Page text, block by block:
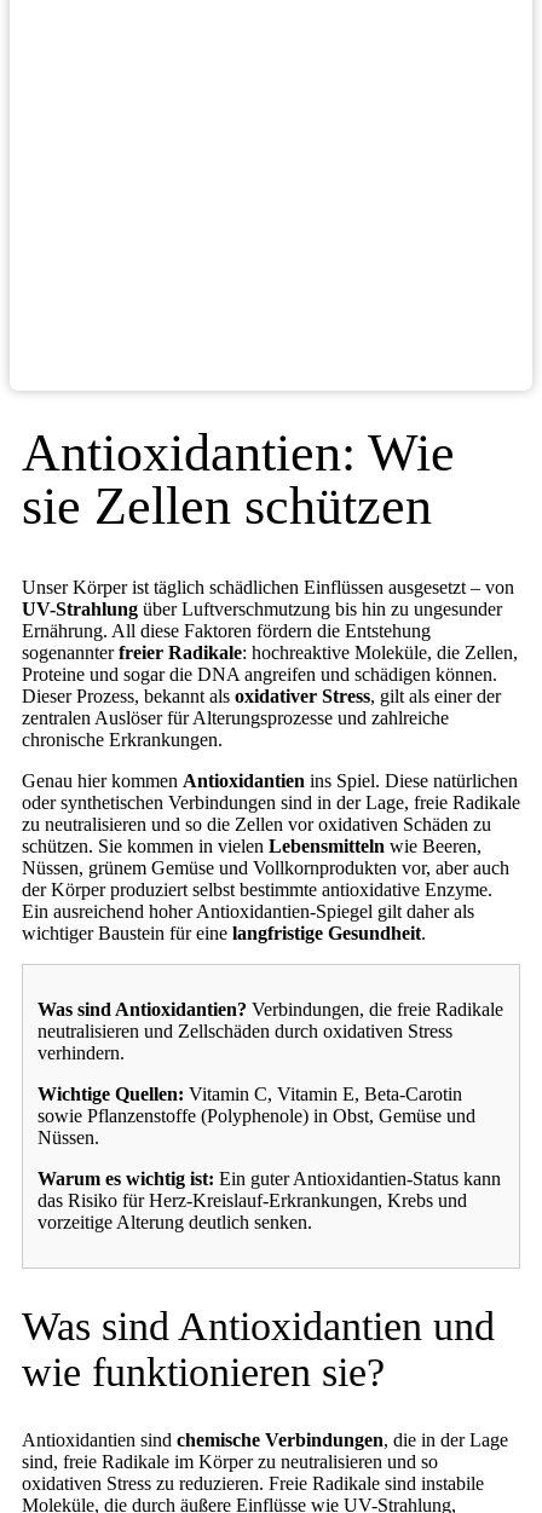
Antioxidantien: Wie
sie Zellen schützen
Unser Körper ist täglich schädlichen Einflüssen ausgesetzt – von
UV-Strahlung über Luftverschmutzung bis hin zu ungesunder
Ernährung. All diese Faktoren fördern die Entstehung
sogenannterfreier Radikale: hochreaktive Moleküle, die Zellen,
Proteine und sogar die DNA angreifen und schädigen können.
Dieser Prozess, bekannt als oxidativer Stress, gilt als einer der
zentralen Auslöser für Alterungsprozesse und zahlreiche
chronische Erkrankungen.
Genau hier kommen Antioxidantien ins Spiel. Diese natürlichen
oder synthetischen Verbindungen sind in der Lage, freie Radikale
zu neutralisieren und so die Zellen vor oxidativen Schäden zu
schützen. Sie kommen in vielen Lebensmitteln wie Beeren,
Nüssen, grünem Gemüse und Vollkornprodukten vor, aber auch
der Körper produziert selbst bestimmte antioxidative Enzyme.
Ein ausreichend hoher Antioxidantien-Spiegel gilt daher als
wichtiger Baustein für eine langfristige Gesundheit.
Was sind Antioxidantien? Verbindungen, die freie Radikale
neutralisieren und Zellschäden durch oxidativen Stress
verhindern.
Wichtige Quellen: Vitamin C, Vitamin E, Beta-Carotin
sowie Pflanzenstoffe (Polyphenole) in Obst, Gemüse und
Nüssen.
Warum es wichtig ist: Ein guter Antioxidantien-Status kann
das Risiko für Herz-Kreislauf-Erkrankungen, Krebs und
vorzeitige Alterung deutlich senken.
Was sind Antioxidantien und
wie funktionieren sie?
Antioxidantien sind chemische Verbindungen, die in der Lage
sind, freie Radikale im Körper zu neutralisieren und so
oxidativen Stress zu reduzieren. Freie Radikale sind instabile
Moleküle, die durch äußere Einflüsse wie UV-Strahlung,